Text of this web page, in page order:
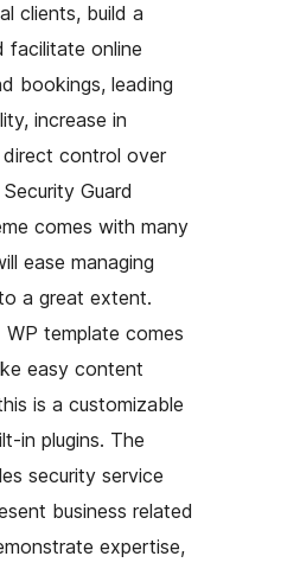
clients, build a
facilitate online
bookings, leading
increase in
control over
Guard
comes with many
ease managing
a great extent.
WP template comes
easy content
is a customizable
in plugins. The
security service
business related
expertise,